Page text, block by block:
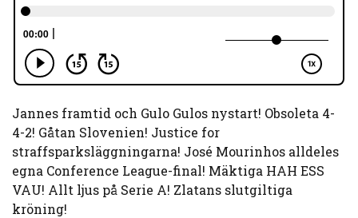
Jannes framtid och Gulo Gulos nystart! Obsoleta 4-
4-2! Gåtan Slovenien! Justice for
straffsparksläggningarna! José Mourinhos alldeles
egna Conference League-final! Mäktiga HAH ESS
VAU! Allt ljus på Serie A! Zlatans slutgiltiga
kröning!